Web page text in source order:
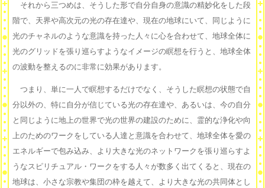
それから三つめは、そうした形で自分自身の意識の精妙化をした段
階で、天界や高次元の光の存在達や、現在の地球にいて、同じように
光のチャネルのような意識を持った人々に心を合わせて、地球全体に
光のグリッドを張り巡らすようなイメージの瞑想を行うと、地球全体
の波動を整えるのに非常に効果があります。
つまり、単に一人で瞑想するだけでなく、そうした瞑想の状態で自
分以外の、特に自分が信じている光の存在達や、あるいは、今の自分
と同じように地上の世界で光の世界の建設のために、霊的な浄化や向
上のためのワークをしている人達と意識を合わせて、地球全体を愛の
エネルギーで包み込み、より大きな光のネットワークを張り巡らすよ
うなスピリチュアル・ワークをする人々が数多く出てくると、現在の
地球は、小さな宗教や集団の枠を越えて、より大きな光の共同体とし